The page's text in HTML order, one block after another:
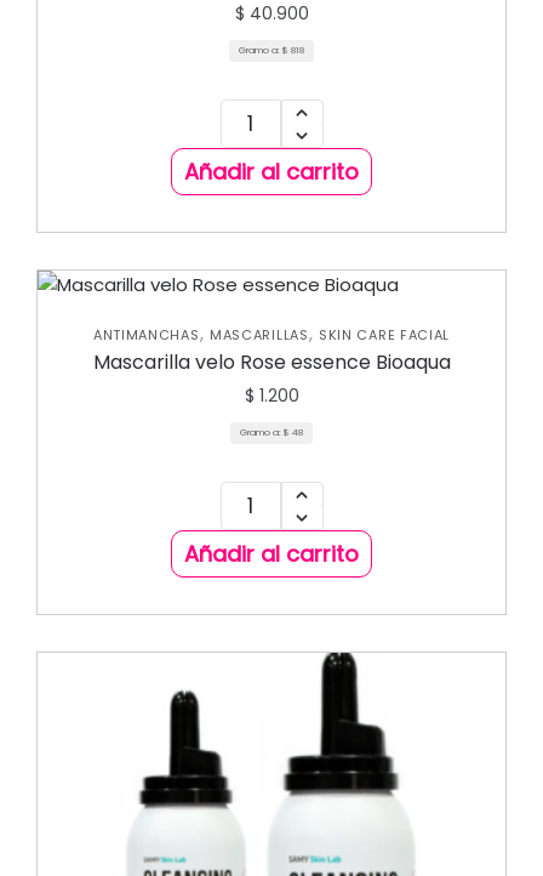
$ 40.900
Gramo a: $ 818
Añadir al carrito
ANTIMANCHAS, MASCARILLAS, SKIN CARE FACIAL
Mascarilla velo Rose essence Bioaqua
$ 1.200
Gramo a: $ 48
Añadir al carrito